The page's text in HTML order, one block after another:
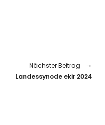
Nächster Beitrag
Landessynode ekir 2024